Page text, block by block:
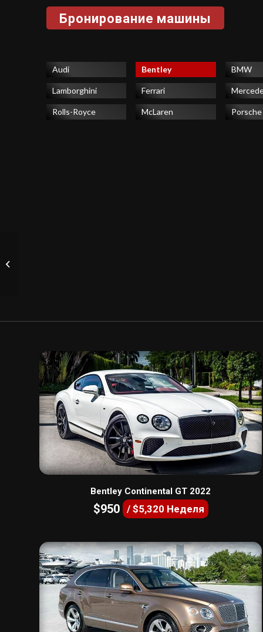
Audi
Lamborghini
Rolls-Royce
Bentley
Ferrari
McLaren
BMW
Porsche
Bentley Continental GT 2022
$950 / $5,320 Неделя